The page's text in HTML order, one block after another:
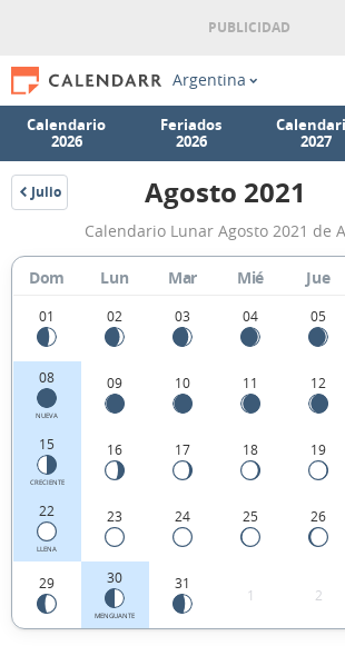
Argentina
Calendario
2026
Feriados
2026
2027
Julio
2021
Calendario
Lunar
Agosto
2021
de
Argentina.
Agosto 2021
Calendario Lunar Agosto 2021 de
Dom Lun Mar Mié Jue
01 02 03 04 05
08
NUEVA
09 10 11 12
15
CRECIENTE
16 17 18 19
22
LLENA
23 24 25 26
29 30
MENGUANTE
31
1 2